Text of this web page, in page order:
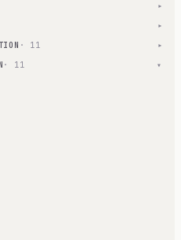
▾
▾
· 11 ▾
· 11 ▾